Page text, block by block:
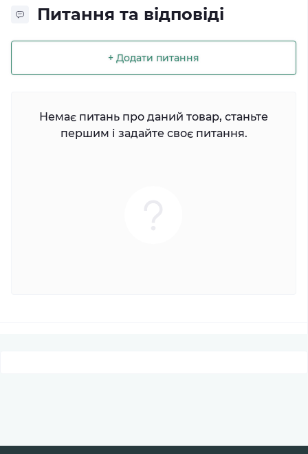
Питання та відповіді
+ Додати питання
Немає питань про даний товар, станьте
першим і задайте своє питання.